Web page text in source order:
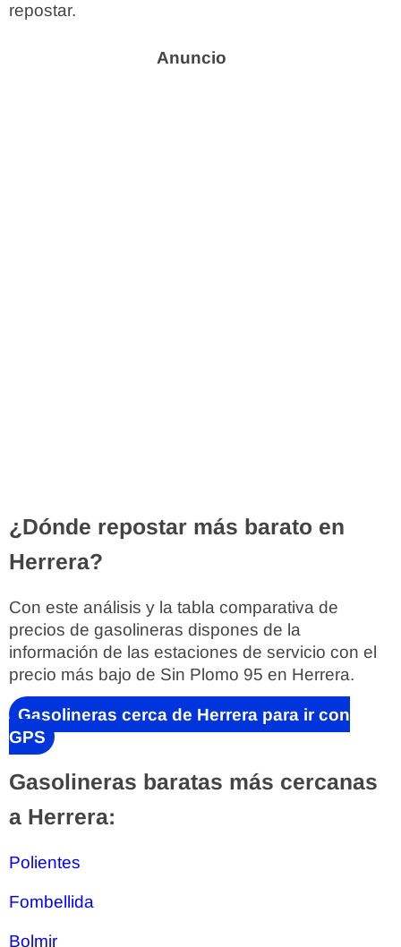
repostar.
¿Dónde repostar más barato en
Herrera?
Con este análisis y la tabla comparativa de
precios de gasolineras dispones de la
información de las estaciones de servicio con el
precio más bajo de Sin Plomo 95 en Herrera.
Gasolineras cerca de Herrera para ir con
GPS
Gasolineras baratas más cercanas
a Herrera:
Polientes
Fombellida
Bolmir